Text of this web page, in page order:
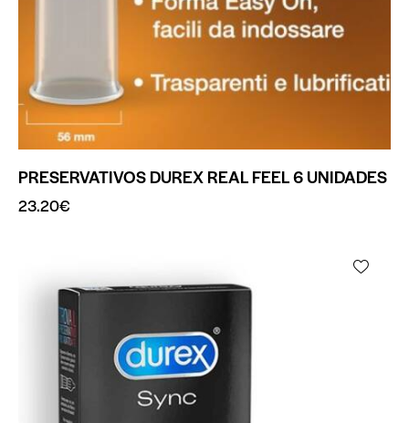
PRESERVATIVOS DUREX REAL FEEL 6 UNIDADES
23.20€